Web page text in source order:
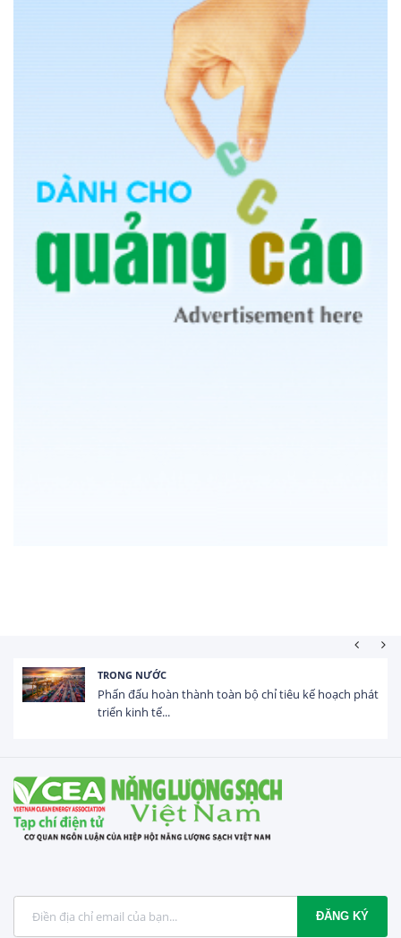
HOẠT ĐỘNG ĐẦU TƯ
Tổng vốn FDI đăng ký vào Việt Nam đạt gần 25 tỷ
USD trong 5 tháng...
ĐĂNG KÝ